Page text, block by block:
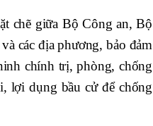
chẽ giữa Bộ Công an, Bộ
các địa phương, bảo đảm
chính trị, phòng, chống
lợi dụng bầu cử để chống